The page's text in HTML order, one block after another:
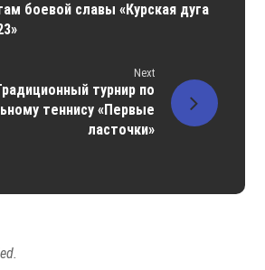
боевой славы «Курская дуга
Next
турнир по
теннису «Первые
ласточки»